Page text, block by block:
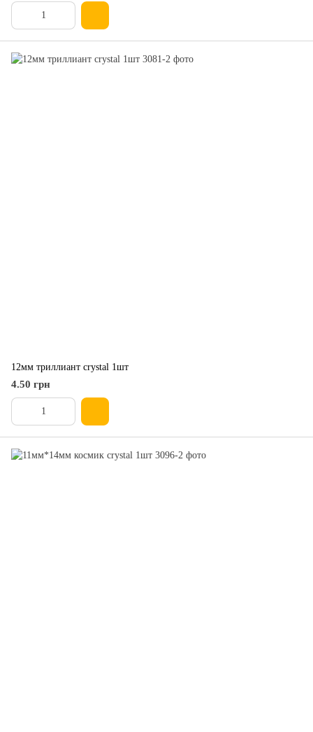
12мм триллиант crystal 1шт
4.50 грн